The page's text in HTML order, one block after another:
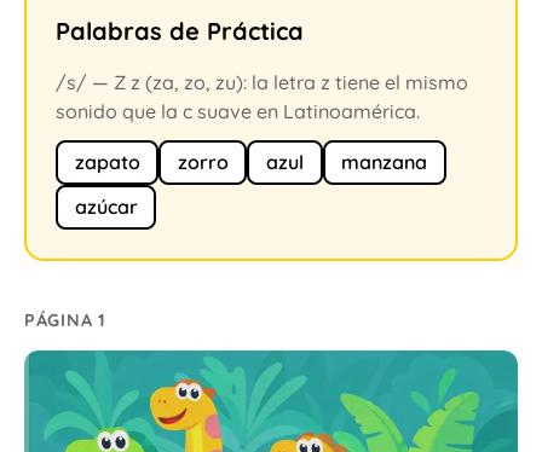
Palabras de Práctica
/s/ — Z z (za, zo, zu): la letra z tiene el mismo
sonido que la c suave en Latinoamérica.
zapato zorro azul
manzana
azúcar
PÁGINA 1